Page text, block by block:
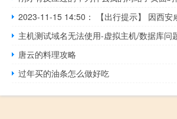
主机测试域名无法使用-虚拟主机/数据库问
唐云的料理攻略
过年买的油条怎么做好吃